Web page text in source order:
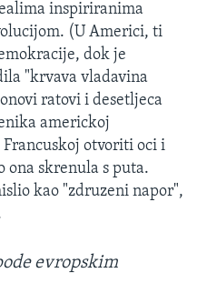
inspiriranima
(U Americi, ti
dok je
"krvava vladavina
ratovi i desetljeca
americkoj
Francuskoj otvoriti oci i
ona skrenula s puta.
kao "zdruzeni napor",
evropskim